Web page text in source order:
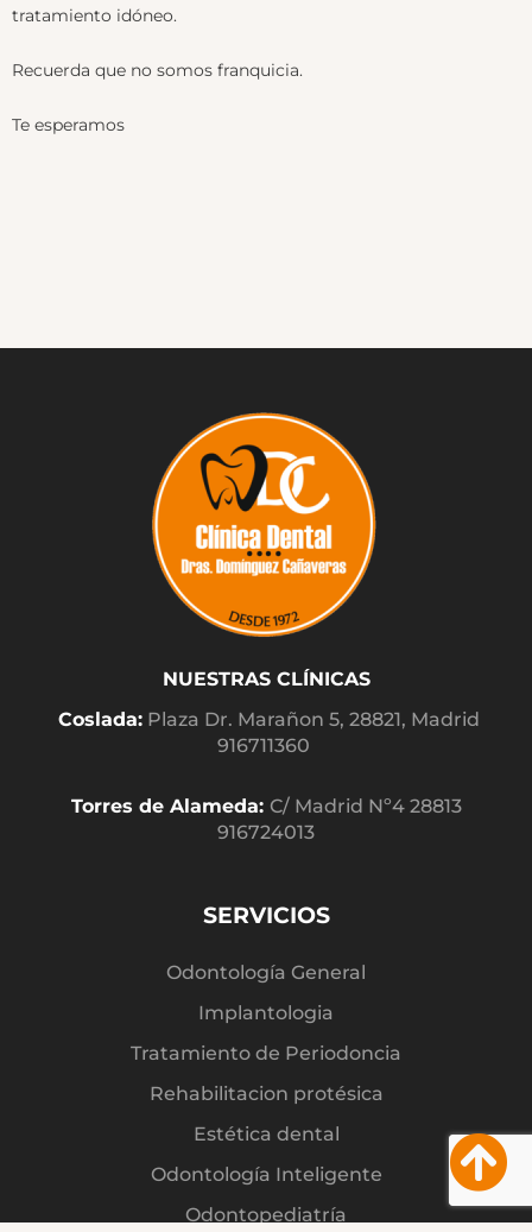
tratamiento idóneo.
Recuerda que no somos franquicia.
Te esperamos
NUESTRAS CLÍNICAS
Coslada: Plaza Dr. Marañon 5, 28821, Madrid
916711360
Torres de Alameda: C/ Madrid Nº4 28813
916724013
SERVICIOS
Odontología General
Implantologia
Tratamiento de Periodoncia
Rehabilitacion protésica
Estética dental
Odontología Inteligente
Odontopediatría